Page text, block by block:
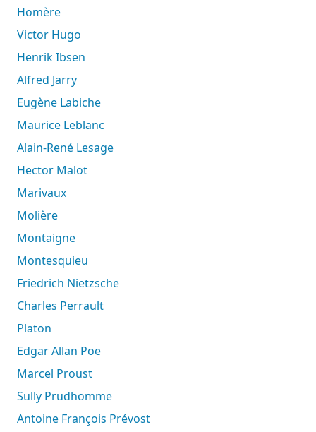
Homère
Victor Hugo
Henrik Ibsen
Alfred Jarry
Eugène Labiche
Maurice Leblanc
Alain-René Lesage
Hector Malot
Marivaux
Molière
Montaigne
Montesquieu
Friedrich Nietzsche
Charles Perrault
Platon
Edgar Allan Poe
Marcel Proust
Sully Prudhomme
Antoine François Prévost